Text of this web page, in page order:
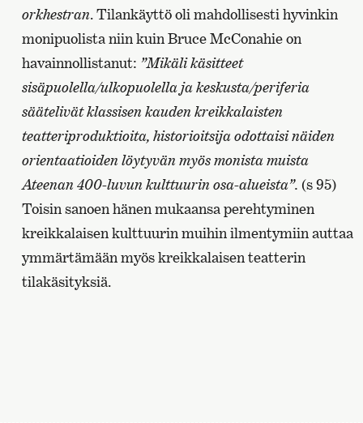
orkhestran. Tilankäyttö oli mahdollisesti hyvinkin
monipuolista niin kuin Bruce McConahie on
havainnollistanut: ”Mikäli käsitteet
sisäpuolella/ulkopuolella ja keskusta/periferia
säätelivät klassisen kauden kreikkalaisten
teatteriproduktioita, historioitsija odottaisi näiden
orientaatioiden löytyvän myös monista muista
Ateenan 400-luvun kulttuurin osa-alueista”. (s 95)
Toisin sanoen hänen mukaansa perehtyminen
kreikkalaisen kulttuurin muihin ilmentymiin auttaa
ymmärtämään myös kreikkalaisen teatterin
tilakäsityksiä.